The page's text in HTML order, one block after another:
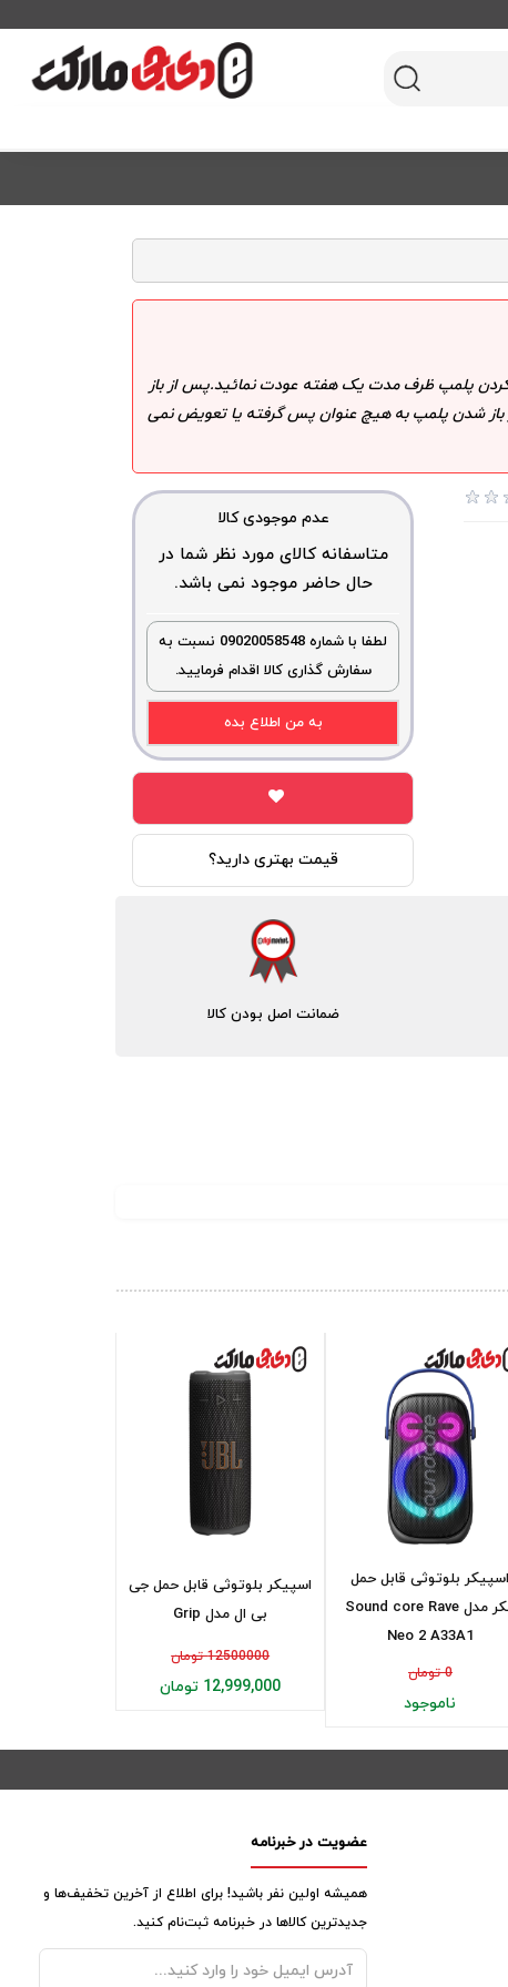
کردن پلمپ ظرف مدت یک هفته عودت نمائید.پس از باز
باز شدن پلمپ به هیچ عنوان پس گرفته یا تعویض نمی
عدم موجودی کالا
متاسفانه کالای مورد نظر شما در
حال حاضر موجود نمی باشد.
لطفا با شماره 09020058548 نسبت به
سفارش گذاری کالا اقدام فرمایید.
به من اطلاع بده
قیمت بهتری دارید؟
ضمانت اصل بودن کالا
اسپیکر بلوتوثی قابل حمل جی
بی ال مدل Grip
12500000 تومان
12,999,000 تومان
اسپیکر بلوتوثی قابل حمل
انکر مدل Sound core Rave
Neo 2 A33A1
0 تومان
ناموجود
عضویت در خبرنامه
همیشه اولین نفر باشید! برای اطلاع از آخرین تخفیف‌ها و
جدیدترین کالاها در خبرنامه ثبت‌نام کنید.